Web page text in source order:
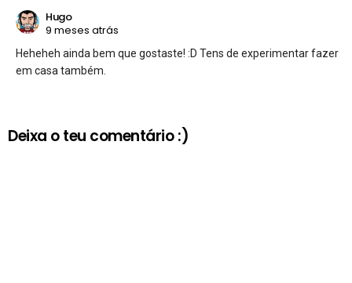
Hugo
9 meses atrás
Heheheh ainda bem que gostaste! :D Tens de experimentar fazer
em casa também.
Deixa o teu comentário :)